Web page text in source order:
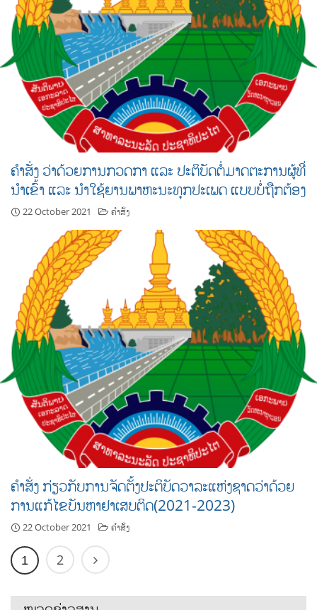
ຄຳສັ່ງ ວ່າດ້ວຍການກວດກາ ແລະ ປະຕິບັດຕໍ່ມາດຕະການຜູ້ທີ່
ນຳເຂົ້າ ແລະ ນຳໃຊ້ຍານພາຫະນະທຸກປະເພດ ແບບບໍ່ຖືກຕ້ອງ
22 October 2021 ຄຳສັ່ງ
ຄຳສັ່ງ ກ່ຽວກັບການຈັດຕັ້ງປະຕິບັດວາລະແຫ່ງຊາດວ່າດ້ວຍ
ການແກ້ໄຂບັນຫາຢາເສບຕິດ(2021-2023)
22 October 2021 ຄຳສັ່ງ
1 2